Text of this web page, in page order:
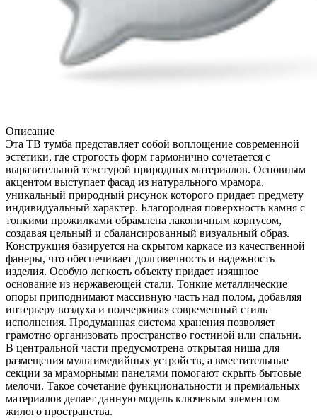
Описание
Эта ТВ тумба представляет собой воплощение современной
эстетики, где строгость форм гармонично сочетается с
выразительной текстурой природных материалов. Основным
акцентом выступает фасад из натурального мрамора,
уникальный природный рисунок которого придает предмету
индивидуальный характер. Благородная поверхность камня с
тонкими прожилками обрамлена лаконичным корпусом,
создавая цельный и сбалансированный визуальный образ.
Конструкция базируется на скрытом каркасе из качественной
фанеры, что обеспечивает долговечность и надежность
изделия. Особую легкость объекту придает изящное
основание из нержавеющей стали. Тонкие металлические
опоры приподнимают массивную часть над полом, добавляя
интерьеру воздуха и подчеркивая современный стиль
исполнения. Продуманная система хранения позволяет
грамотно организовать пространство гостиной или спальни.
В центральной части предусмотрена открытая ниша для
размещения мультимедийных устройств, а вместительные
секции за мраморными панелями помогают скрыть бытовые
мелочи. Такое сочетание функциональности и премиальных
материалов делает данную модель ключевым элементом
жилого пространства.